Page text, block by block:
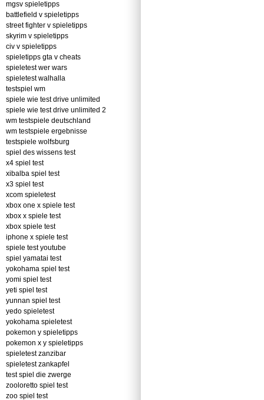
mgsv spieletipps
battlefield v spieletipps
street fighter v spieletipps
skyrim v spieletipps
civ v spieletipps
spieletipps gta v cheats
spieletest wer wars
spieletest walhalla
testspiel wm
spiele wie test drive unlimited
spiele wie test drive unlimited 2
wm testspiele deutschland
wm testspiele ergebnisse
testspiele wolfsburg
spiel des wissens test
x4 spiel test
xibalba spiel test
x3 spiel test
xcom spieletest
xbox one x spiele test
xbox x spiele test
xbox spiele test
iphone x spiele test
spiele test youtube
spiel yamatai test
yokohama spiel test
yomi spiel test
yeti spiel test
yunnan spiel test
yedo spieletest
yokohama spieletest
pokemon y spieletipps
pokemon x y spieletipps
spieletest zanzibar
spieletest zankapfel
test spiel die zwerge
zooloretto spiel test
zoo spiel test